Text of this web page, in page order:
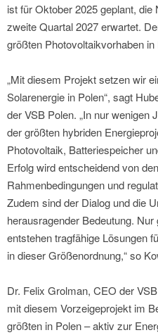
ist für Oktober 2025 geplant,
zweite Quartal 2027 erwartet.
größten Photovoltaikvorhaben in
„Mit diesem Projekt setzen wir
Solarenergie in Polen“, sagt
der VSB Polen. „In nur wenigen
der größten hybriden
Photovoltaik, Batteriespeicher
Erfolg wird entscheidend von
Rahmenbedingungen und
Zudem sind der Dialog und die
herausragender Bedeutung.
entstehen tragfähige Lösungen
in dieser Größenordnung,“ so
Dr. Felix Grolman, CEO der
mit diesem Vorzeigeprojekt im
größten in Polen – aktiv zur